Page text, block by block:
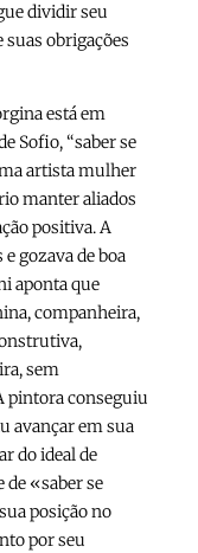
dividir seu
obrigações
está em
Sofio, “saber se
artista mulher
manter aliados
positiva. A
gozava de boa
aponta que
companheira,
sem
pintora conseguiu
avançar em sua
do ideal de
de «saber se
posição no
por seu